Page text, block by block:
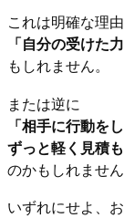
これは明確な理
「自分の受けた
もしれません。
または逆に
「相手に行動を
ずっと軽く見積も
のかもしれません
いずれにせよ、